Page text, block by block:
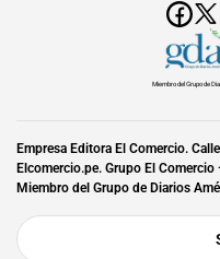
Miembro del Grupo de
Empresa Editora El Comercio.
Elcomercio.pe. Grupo El
Miembro del Grupo de Diarios